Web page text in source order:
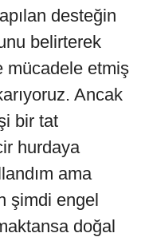
desteğin
belirterek
mücadele etmiş
Ancak
bir tat
hurdaya
ama
şimdi engel
doğal